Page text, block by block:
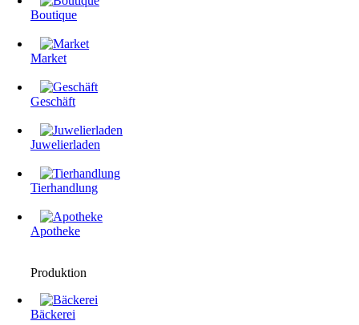
Boutique
Market
Geschäft
Juwelierladen
Tierhandlung
Apotheke
Produktion
Bäckerei